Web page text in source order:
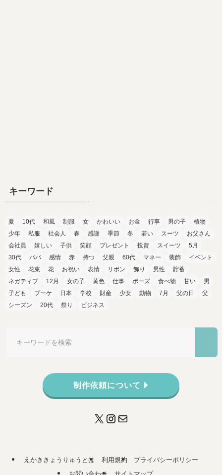
キーワード
夏 10代 和風 制服 女 かわいい お金 行事 男の子
植物
少年
私服 社会人 春 感謝 季節 冬 若い スーツ
お父さん
会社員
嬉しい 子供 笑顔 プレゼント 投資 スイーツ
5月
30代
パパ 感情 赤 持つ 父親 60代 マネー 装飾
イベント
女性
花束 花 お祝い 表情 リボン 飾り 男性
貯蓄
ネガティブ
12月 女の子 黄色 仕事 ポーズ 食べ物 甘い
男
子ども
ブーケ 日本 学校 財産 少女 動物 7月 父の日
父
シーズン
20代 祭り ビジネス
制作依頼について
X Instagram
メール
えかききょうりゅうとは 利用規約
プライバシーポリシー